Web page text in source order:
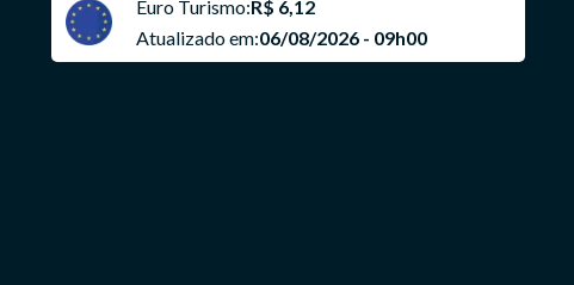
Euro Turismo:R$ 6,12
Atualizado em:06/08/2026 - 09h00